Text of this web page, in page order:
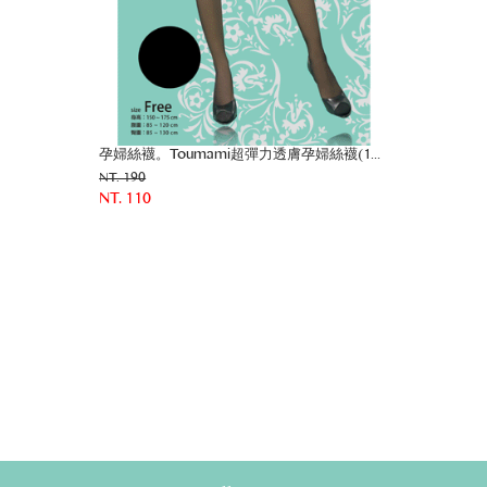
孕婦絲襪。Toumami超彈力透膚孕婦絲襪(1入)
NT. 190
NT. 110